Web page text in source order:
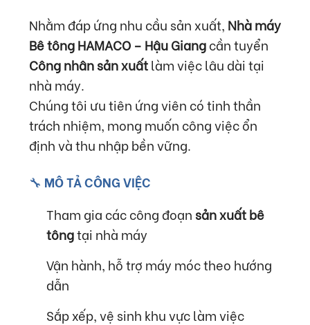
Nhằm đáp ứng nhu cầu sản xuất, Nhà máy
Bê tông HAMACO – Hậu Giangcần tuyển
Công nhân sản xuấtlàm việc lâu dài tại
nhà máy.
Chúng tôi ưu tiên ứng viên có tinh thần
trách nhiệm, mong muốn công việc ổn
định và thu nhập bền vững.
🔧 MÔ TẢ CÔNG VIỆC
Tham gia các công đoạn sản xuất bê
tôngtại nhà máy
Vận hành, hỗ trợ máy móc theo hướng
dẫn
Sắp xếp, vệ sinh khu vực làm việc